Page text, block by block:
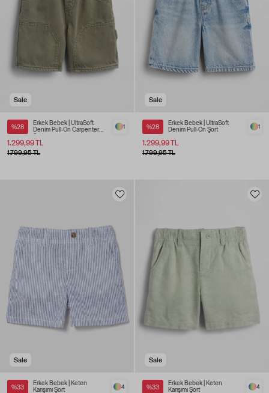
Sale
%28
Erkek Bebek | UltraSoft
Denim Pull-On Carpenter
Şort
1.299,99 TL
1
1.799,95 TL
Sale
%28
Erkek Bebek | UltraSoft
Denim Pull-On Şort
1.299,99 TL
1
1.799,95 TL
Sale
%33
Erkek Bebek | Keten
Karışımı Şort
4
Sale
%33
Erkek Bebek | Keten
Karışımı Şort
4